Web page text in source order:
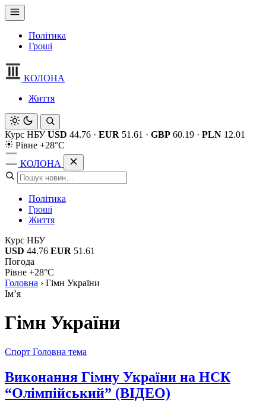
Політика
Гроші
КОЛОНА
Життя
Курс НБУ USD 44.76 · EUR 51.61 · GBP 60.19 · PLN 12.01
Рівне +28°C
КОЛОНА
Політика
Гроші
Життя
Курс НБУ
USD 44.76 EUR 51.61
Погода
Рівне +28°C
Головна › Гімн України
Імʼя
Гімн України
Спорт Головна тема
Виконання Гімну України на НСК
“Олімпійський” (ВІДЕО)